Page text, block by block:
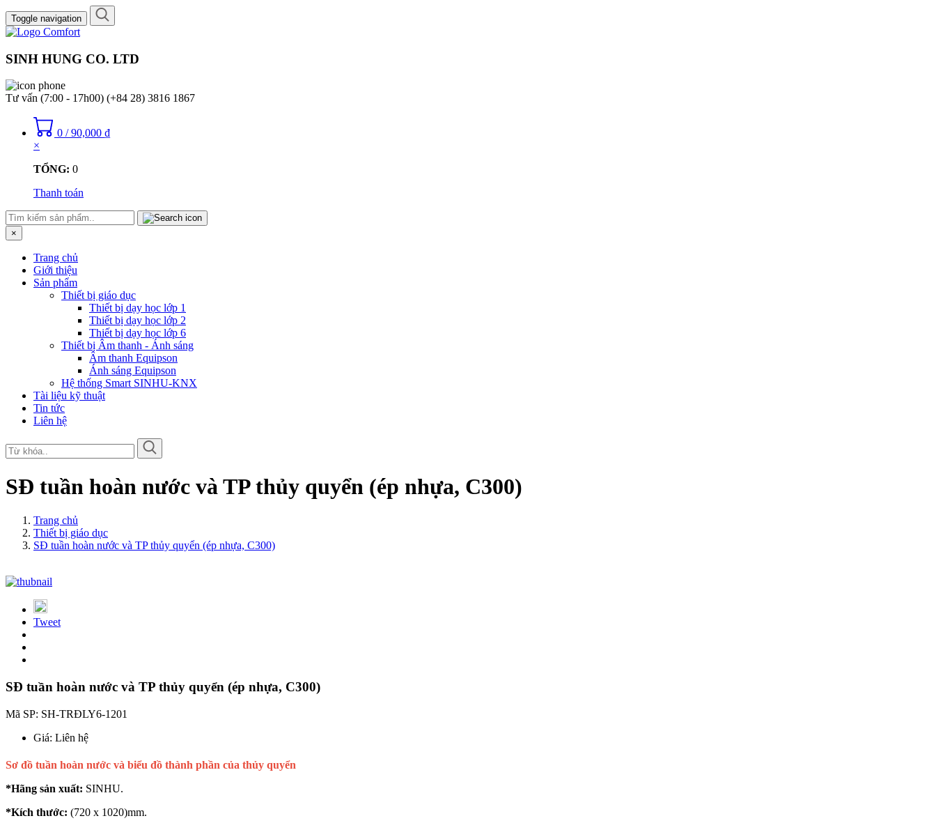
Toggle navigation
SINH HUNG CO. LTD
Tư vấn (7:00 - 17h00) (+84 28) 3816 1867
0 / 90,000 ₫
×
TỔNG: 0
Thanh toán
×
Trang chủ
Giới thiệu
Sản phẩm
Thiết bị giáo dục
Thiết bị dạy học lớp 1
Thiết bị dạy học lớp 2
Thiết bị dạy học lớp 6
Thiết bị Âm thanh - Ánh sáng
Âm thanh Equipson
Ánh sáng Equipson
Hệ thống Smart SINHU-KNX
Tài liệu kỹ thuật
Tin tức
Liên hệ
SĐ tuần hoàn nước và TP thủy quyển (ép nhựa, C300)
Trang chủ
Thiết bị giáo dục
SĐ tuần hoàn nước và TP thủy quyển (ép nhựa, C300)
Tweet
SĐ tuần hoàn nước và TP thủy quyển (ép nhựa, C300)
Mã SP: SH-TRĐLY6-1201
Giá: Liên hệ
Sơ đồ tuần hoàn nước và biểu đồ thành phần của thủy quyển
*Hãng sản xuất: SINHU.
*Kích thước: (720 x 1020)mm.